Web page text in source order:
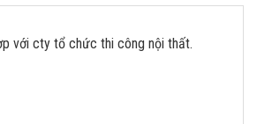
với cty tổ chức thi công nội thất.